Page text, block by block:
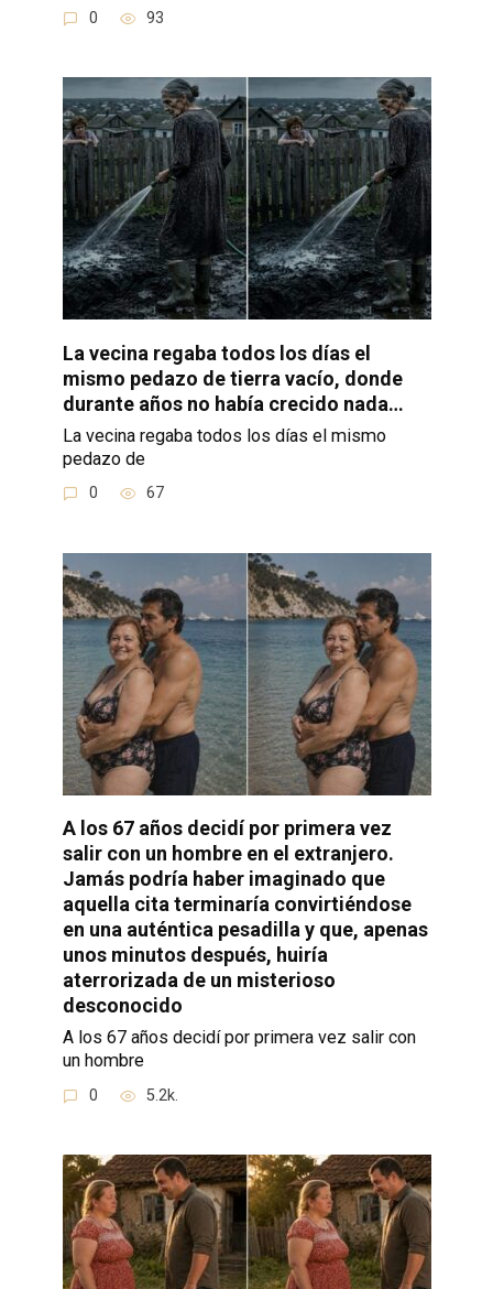
0 93
La vecina regaba todos los días el
mismo pedazo de tierra vacío, donde
durante años no había crecido nada…
La vecina regaba todos los días el mismo
pedazo de
0 67
A los 67 años decidí por primera vez
salir con un hombre en el extranjero.
Jamás podría haber imaginado que
aquella cita terminaría convirtiéndose
en una auténtica pesadilla y que, apenas
unos minutos después, huiría
aterrorizada de un misterioso
desconocido
A los 67 años decidí por primera vez salir con
un hombre
0 5.2k.